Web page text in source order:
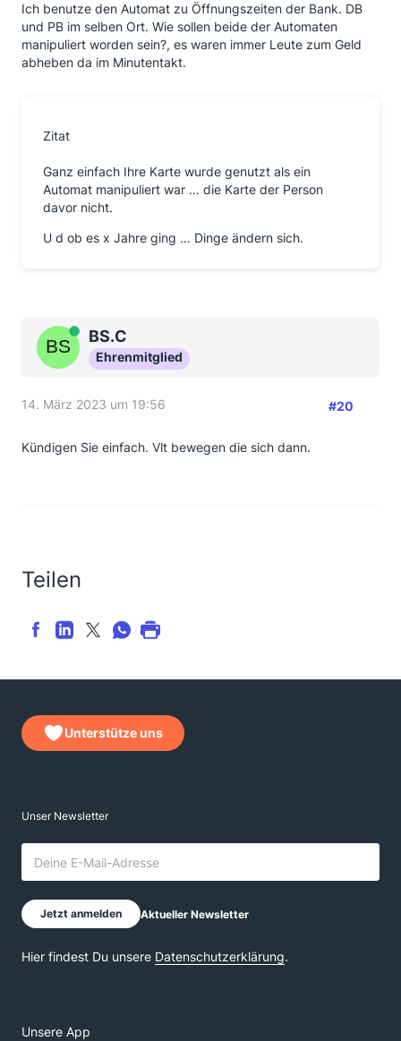
Ich benutze den Automat zu Öffnungszeiten der Bank. DB
und PB im selben Ort. Wie sollen beide der Automaten
manipuliert worden sein?, es waren immer Leute zum Geld
abheben da im Minutentakt.
Zitat
Ganz einfach Ihre Karte wurde genutzt als ein
Automat manipuliert war … die Karte der Person
davor nicht.
U d ob es x Jahre ging … Dinge ändern sich.
OnlineBS.C
Ehrenmitglied
14. März 2023 um 19:56 #20
Kündigen Sie einfach. Vlt bewegen die sich dann.
Teilen
Unterstütze uns
Unsere App